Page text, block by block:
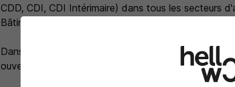
CDD, CDI, CDI Intérimaire) dans tous les secteurs
Bâtiment Travaux Public, Tertiaire...
Dans le cadre de sa politique Diversité et RSE, à
ouvertes aux personnes en situation de handicap.